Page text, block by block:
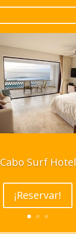
Cabo Surf Hotel
¡Reservar!